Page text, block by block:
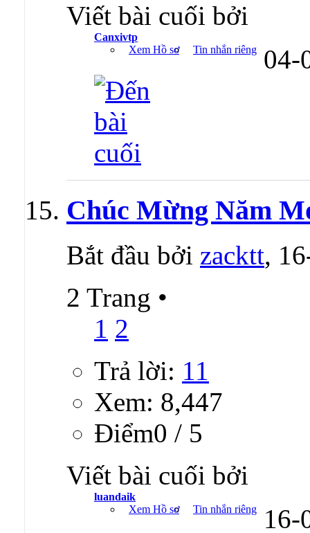
Viết bài cuối bởi
Canxivtp
Xem Hồ sơ
Tin nhắn riêng 04-
Chúc Mừng Năm
Bắt đầu bởi zacktt,
2 Trang •
1 2
Trả lời: 11
Xem: 8,447
Ðiểm0 / 5
Viết bài cuối bởi
luandaik
Xem Hồ sơ
Tin nhắn riêng